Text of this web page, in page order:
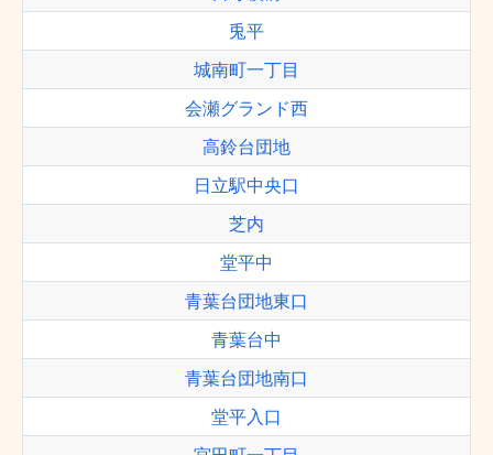
兎平
城南町一丁目
会瀬グランド西
高鈴台団地
日立駅中央口
芝内
堂平中
青葉台団地東口
青葉台中
青葉台団地南口
堂平入口